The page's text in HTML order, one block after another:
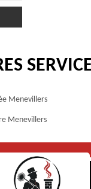
Menevillers
Menevillers